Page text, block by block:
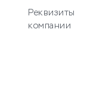
Реквизиты
компании